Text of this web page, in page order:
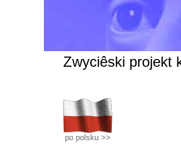
Zwyciêski projekt
po polsku >>